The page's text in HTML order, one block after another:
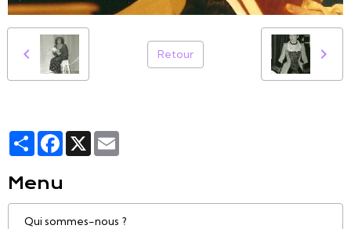
Retour
PartagerFacebook
X
Menu
Qui sommes-nous ?